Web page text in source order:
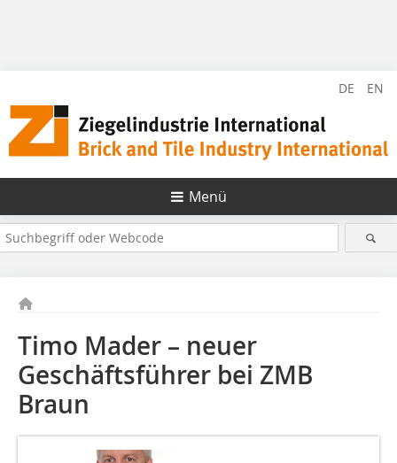
DE EN
Menü
Timo Mader – neuer
Geschäftsführer bei ZMB
Braun